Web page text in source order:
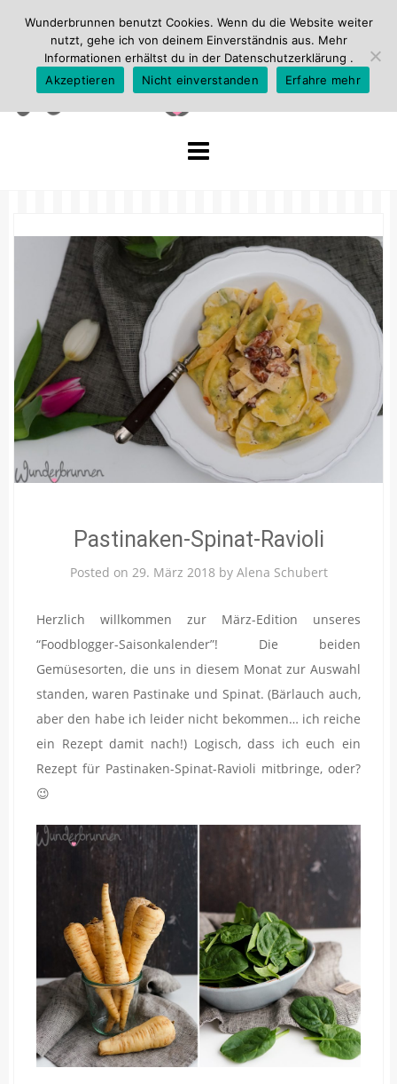
Pastinaken-Spinat-Ravioli
Posted on 29. März 2018 by Alena Schubert
Herzlich willkommen zur März-Edition unseres
“Foodblogger-Saisonkalender”! Die beiden
Gemüsesorten, die uns in diesem Monat zur Auswahl
standen, waren Pastinake und Spinat. (Bärlauch auch,
aber den habe ich leider nicht bekommen… ich reiche
ein Rezept damit nach!) Logisch, dass ich euch ein
Rezept für Pastinaken-Spinat-Ravioli mitbringe, oder?
😉
Wunderbrunnen benutzt Cookies. Wenn du die Website weiter
nutzt, gehe ich von deinem Einverständnis aus. Mehr
Informationen erhältst du in der Datenschutzerklärung .
Akzeptieren
Nicht einverstanden Erfahre mehr